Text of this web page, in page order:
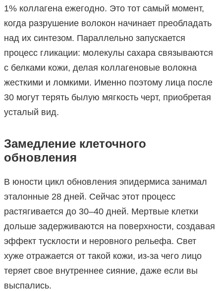
1% коллагена ежегодно. Это тот самый момент,
когда разрушение волокон начинает преобладать
над их синтезом. Параллельно запускается
процесс гликации: молекулы сахара связываются
с белками кожи, делая коллагеновые волокна
жесткими и ломкими. Именно поэтому лица после
30 могут терять былую мягкость черт, приобретая
усталый вид.
Замедление клеточного
обновления
В юности цикл обновления эпидермиса занимал
эталонные 28 дней. Сейчас этот процесс
растягивается до 30–40 дней. Мертвые клетки
дольше задерживаются на поверхности, создавая
эффект тусклости и неровного рельефа. Свет
хуже отражается от такой кожи, из-за чего лицо
теряет свое внутреннее сияние, даже если вы
выспались.